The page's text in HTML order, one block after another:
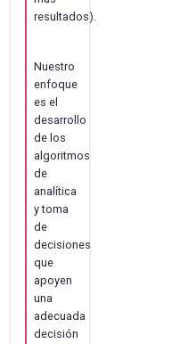
resultados).
Nuestro
enfoque
es el
desarrollo
de los
algoritmos
de
analítica
y toma
de
decisiones
que
apoyen
una
adecuada
decisión